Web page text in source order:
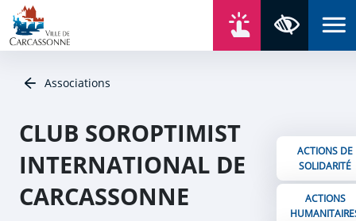
Aller au contenu
Aller au menu
Aller au plan du site
Aller à la recherche
Associations
CLUB SOROPTIMIST
INTERNATIONAL DE
CARCASSONNE
ACTIONS DE
SOLIDARITÉ
ACTIONS
Panneau de gestion des cookies